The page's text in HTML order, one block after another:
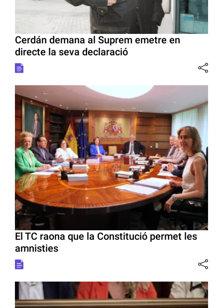
Cerdán demana al Suprem emetre en
directe la seva declaració
El TC raona que la Constitució permet les
amnisties